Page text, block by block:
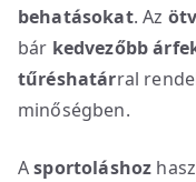
behatásokat. Az
bár kedvezőbb
tűréshatárral
minőségben.
Asportoláshoz